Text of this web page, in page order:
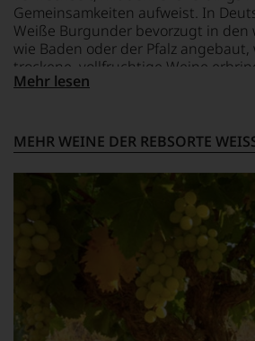
Gemeinsamkeiten aufweist. In
Weiße Burgunder bevorzugt in den
wie Baden oder der Pfalz
trockene, vollfruchtige Weine
aber wegen seines recht vollen
Mehr lesen
MEHR WEINE DER REBSORTE